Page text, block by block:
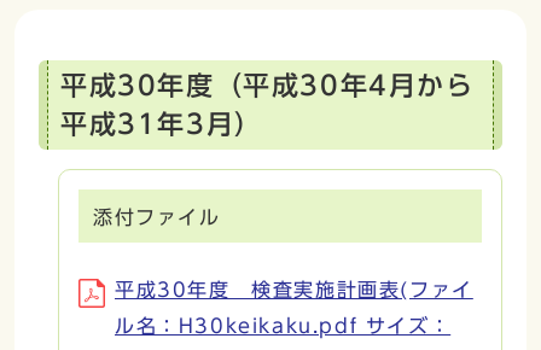
平成30年度（平成30年4月から
平成31年3月）
添付ファイル
平成30年度 検査実施計画表(ファイ
ル名：H30keikaku.pdf サイズ：